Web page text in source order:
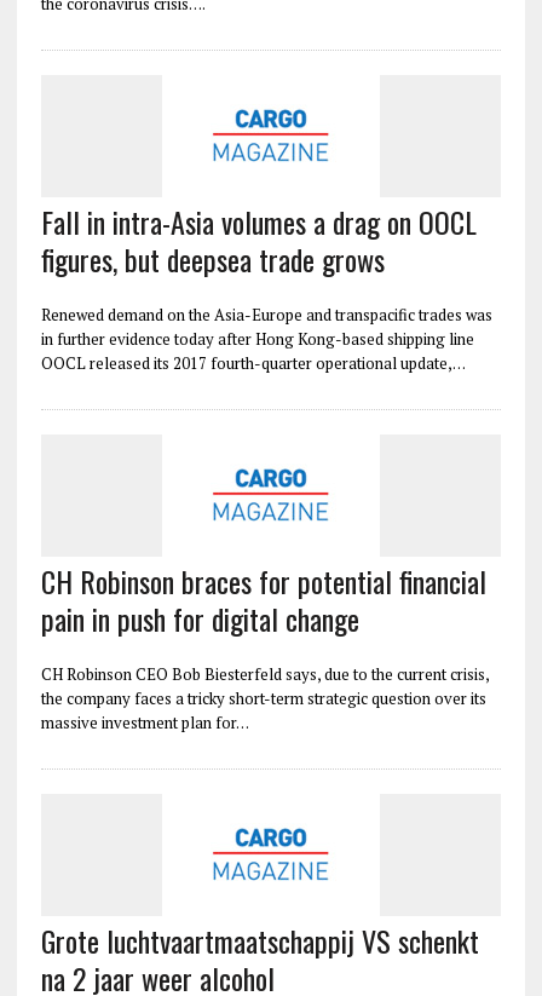
Fall in intra-Asia volumes a drag on OOCL
figures, but deepsea trade grows
Renewed demand on the Asia-Europe and transpacific trades was
in further evidence today after Hong Kong-based shipping line
OOCL released its 2017 fourth-quarter operational update,…
CH Robinson braces for potential financial
pain in push for digital change
CH Robinson CEO Bob Biesterfeld says, due to the current crisis,
the company faces a tricky short-term strategic question over its
massive investment plan for…
Grote luchtvaartmaatschappij VS schenkt
na 2 jaar weer alcohol